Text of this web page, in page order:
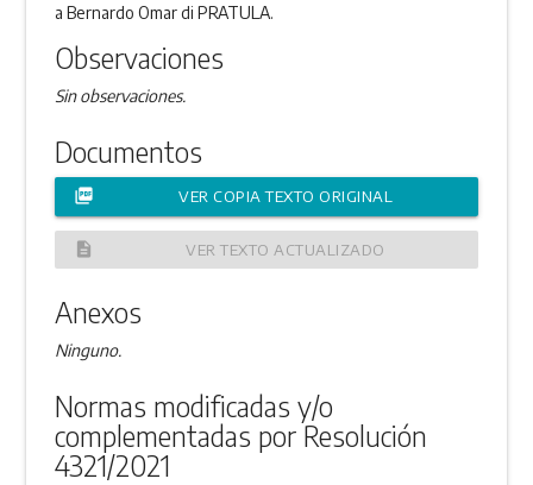
a Bernardo Omar di PRATULA.
Observaciones
Sin observaciones.
Documentos
picture_as_pdf VER COPIA TEXTO ORIGINAL
description VER TEXTO ACTUALIZADO
Anexos
Ninguno.
Normas modificadas y/o
complementadas por Resolución
4321/2021